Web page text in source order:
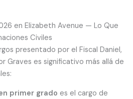
en Elizabeth Avenue — Lo Que
Civiles
presentado por el Fiscal Daniel,
Graves es significativo más allá de
primer grado es el cargo de